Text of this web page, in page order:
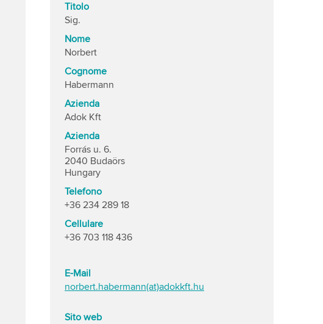
Titolo
Sig.
Nome
Norbert
Cognome
Habermann
Azienda
Adok Kft
Azienda
Forrás u. 6.
2040 Budaörs
Hungary
Telefono
+36 234 289 18
Cellulare
+36 703 118 436
E-Mail
norbert.habermann(at)adokkft.hu
Sito web